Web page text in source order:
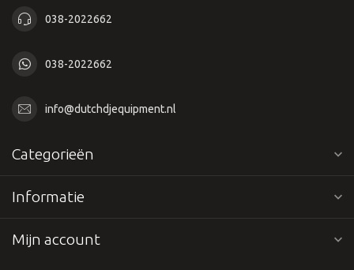
038-2022662
038-2022662
info@dutchdjequipment.nl
Categorieën
Informatie
Mijn account